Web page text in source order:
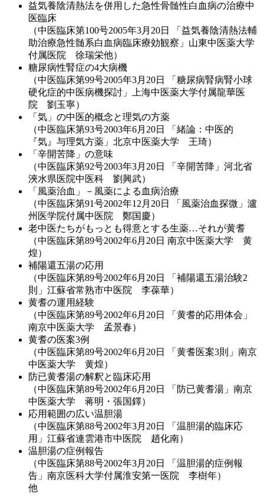
益気養陰清熱法を併用した急性骨髄性白血病の治療中
医臨床
（中医臨床第100号2005年3月20日 「益気養陰清熱法輔
助治療急性髄系白血病臨床療効観察」山東中医薬大学
付属医院 徐瑞栄他）
糖尿病性腎症の4大病機
（中医臨床第99号2005年3月20日 「糖尿病腎病腎小球
硬化症的中医病機探討」上海中医薬大学付属龍華医
院 劉玉寧）
「気」の中医的概念と理気の方薬
（中医臨床第93号2003年6月20日 「緒論：中医的
『気』与理気方薬」北京中医薬大学 王琦）
「辛開苦降」の意味
（中医臨床第92号2003年3月20日 「辛開苦降」河北省
浹水県医院中医科 劉興武）
「風薬治血」－風薬による血病治療
（中医臨床第91号2002年12月20日 「風薬治血探微」瀘
州医学院付属中医院 鄭国慶）
老中医たちがもっとも得意とする生薬…それが黄耆
（中医臨床第89号2002年6月20日 南京中医薬大学 黄
煌）
補陽還五湯の応用
（中医臨床第89号2002年6月20日 「補陽還五湯治験2
則」江蘇省常熟市中医院 李葆華）
黄耆の運用経験
（中医臨床第89号2002年6月20日 「黄耆的応用体会」
南京中医薬大学 孟景春）
黄耆の医案3例
（中医臨床第89号2002年6月20日 「黄耆医案3則」南京
中医薬大学 黄煌）
防已黄耆湯の解釈と臨床応用
（中医臨床第89号2002年6月20日 「防已黄耆湯」南京
中医薬大学 蒋明・張国鐸）
応用範囲の広い温胆湯
（中医臨床第88号2002年3月20日 「温胆湯的臨床応
用」江蘇省連雲港市中医院 趙化南）
温胆湯の症例報告
（中医臨床第88号2002年3月20日 「温胆湯的症例報
告」南京医科大学付属淮安第一医院 李樹年）
他